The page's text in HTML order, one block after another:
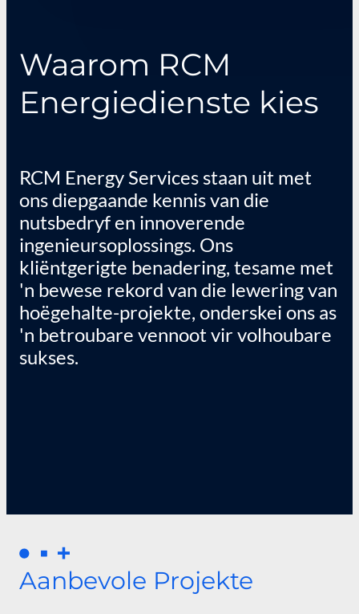
Waarom RCM
Energiedienste kies
RCM Energy Services staan uit met
ons diepgaande kennis van die
nutsbedryf en innoverende
ingenieursoplossings. Ons
kliëntgerigte benadering, tesame met
'n bewese rekord van die lewering van
hoëgehalte-projekte, onderskei ons as
'n betroubare vennoot vir volhoubare
sukses.
Aanbevole Projekte